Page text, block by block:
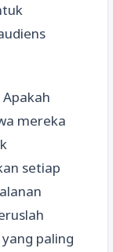
mereka
setiap
paling